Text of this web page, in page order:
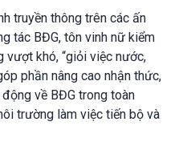
truyền thông trên các ấn
tác BĐG, tôn vinh nữ kiểm
vượt khó, “giỏi việc nước,
phần nâng cao nhận thức,
về BĐG trong toàn
trường làm việc tiến bộ và